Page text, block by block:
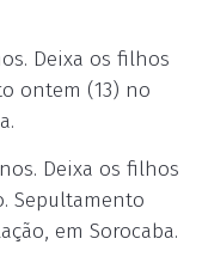
Deixa os filhos
ontem (13) no
Deixa os filhos
Sepultamento
em Sorocaba.